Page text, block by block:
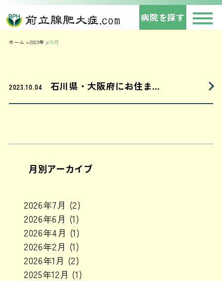
病院を探す
ホーム 2023年 10月
2023.10.04 石川県・大阪府にお住ま…
月別アーカイブ
2026年7月 (2)
2026年6月 (1)
2026年4月 (1)
2026年2月 (1)
2026年1月 (2)
2025年12月 (1)